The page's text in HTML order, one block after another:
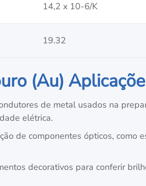
14,2 x 10-6/K
19.32
(Au)
de metal usados na
elétrica.
de componentes ópticos, como
decorativos para conferir